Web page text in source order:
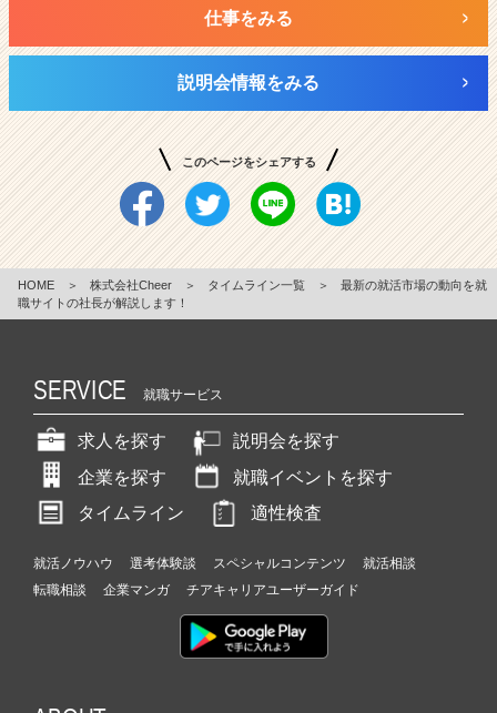
仕事をみる
説明会情報をみる
このページをシェアする
HOME ＞ 株式会社Cheer ＞ タイムライン一覧 ＞
最新の就活市場の動向を就
職サイトの社長が解説します！
SERVICE 就職サービス
求人を探す
説明会を探す
企業を探す
就職イベントを探す
タイムライン
適性検査
就活ノウハウ 選考体験談 スペシャルコンテンツ
就活相談
転職相談
企業マンガ チアキャリアユーザーガイド